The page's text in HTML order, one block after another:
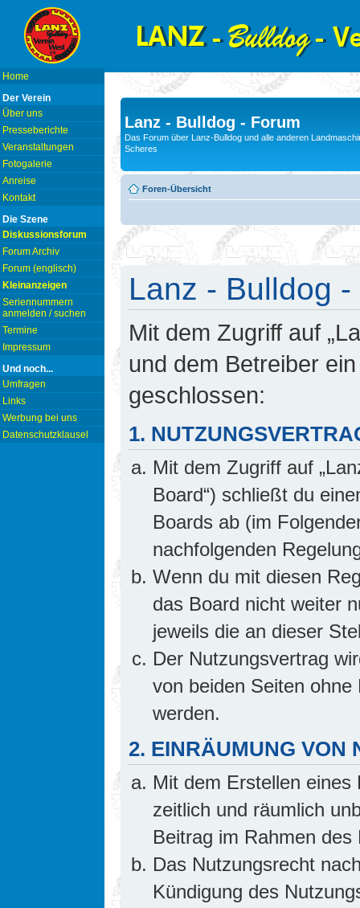
Home
Der Verein
Über uns
Presseberichte
Veranstaltungen
Fotogalerie
Anreise
Kontakt
Die Szene
Diskussionsforum
Forum Archiv
Forum (englisch)
Kleinanzeigen
Seriennummern
anmelden / suchen
Termine
Impressum
Und noch...
Umfragen
Links
Werbung bei uns
Datenschutzklausel
Lanz - Bulldog - Forum
Das Forum über Lanz-Bulldog und alle anderen
Scheres
Foren-Übersicht
Lanz - Bulldog
Mit dem Zugriff auf
und dem Betreiber
geschlossen:
1.
Mit dem Zugriff auf
Board“) schließt du
Boards ab (im
nachfolgenden
Wenn du mit diesen
das Board nicht weiter
jeweils die an dieser
Der Nutzungsvertrag
von beiden Seiten
werden.
2. EINRÄUMUNG VON
Mit dem Erstellen
zeitlich und räumlich
Beitrag im Rahmen
Das Nutzungsrecht
Kündigung des